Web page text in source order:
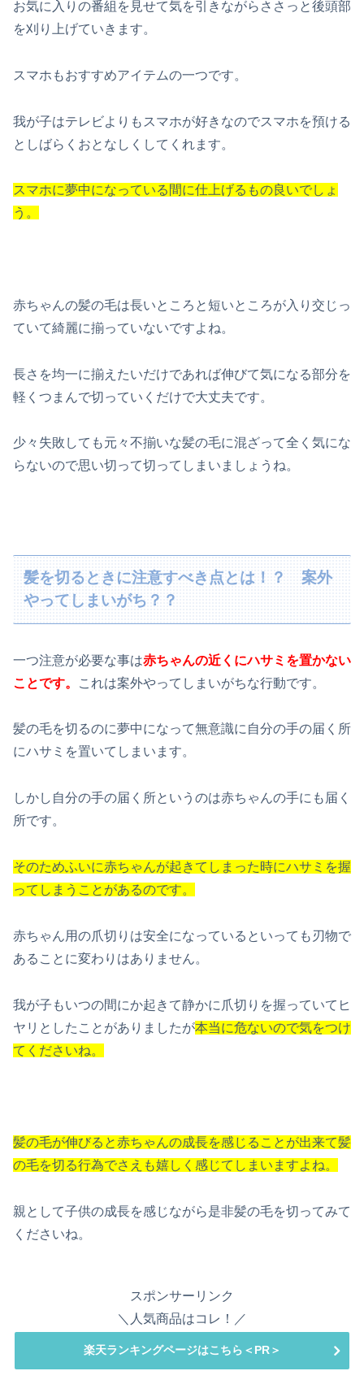
お気に入りの番組を見せて気を引きながらささっと後頭部
を刈り上げていきます。
スマホもおすすめアイテムの一つです。
我が子はテレビよりもスマホが好きなのでスマホを預ける
としばらくおとなしくしてくれます。
スマホに夢中になっている間に仕上げるもの良いでしょ
う。
赤ちゃんの髪の毛は長いところと短いところが入り交じっ
ていて綺麗に揃っていないですよね。
長さを均一に揃えたいだけであれば伸びて気になる部分を
軽くつまんで切っていくだけで大丈夫です。
少々失敗しても元々不揃いな髪の毛に混ざって全く気にな
らないので思い切って切ってしまいましょうね。
髪を切るときに注意すべき点とは！？ 案外
やってしまいがち？？
一つ注意が必要な事は赤ちゃんの近くにハサミを置かない
ことです。
これは案外やってしまいがちな行動です。
髪の毛を切るのに夢中になって無意識に自分の手の届く所
にハサミを置いてしまいます。
しかし自分の手の届く所というのは赤ちゃんの手にも届く
所です。
そのためふいに赤ちゃんが起きてしまった時にハサミを握
ってしまうことがあるのです。
赤ちゃん用の爪切りは安全になっているといっても刃物で
あることに変わりはありません。
我が子もいつの間にか起きて静かに爪切りを握っていてヒ
ヤリとしたことがありましたが本当に危ないので気をつけ
てくださいね。
髪の毛が伸びると赤ちゃんの成長を感じることが出来て髪
の毛を切る行為でさえも嬉しく感じてしまいますよね。
親として子供の成長を感じながら是非髪の毛を切ってみて
くださいね。
スポンサーリンク
＼人気商品はコレ！／
楽天ランキングページはこちら＜PR＞